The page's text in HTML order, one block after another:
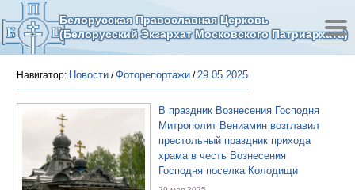
Белорусская Православная Церковь
(Белорусский Экзархат Московского Патриархата)
Навигатор: Новости /Фоторепортажи /29.05.2025
В праздник Вознесения Господня
Митрополит Вениамин возглавил
престольный праздник прихода
храма в честь Вознесения
Господня поселка Колодищи